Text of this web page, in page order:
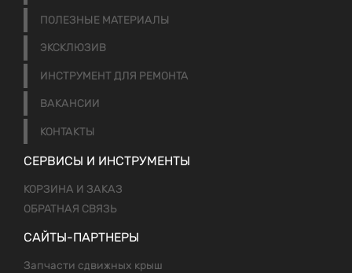
ПОЛЕЗНЫЕ МАТЕРИАЛЫ
ЭКСКЛЮЗИВ
ИНСТРУМЕНТ ДЛЯ РЕМОНТА
ВАКАНСИИ
КОНТАКТЫ
СЕРВИСЫ И ИНСТРУМЕНТЫ
КОРЗИНА И ЗАКАЗ
ОБРАТНАЯ СВЯЗЬ
САЙТЫ-ПАРТНЕРЫ
Запчасти сдвижных крыш